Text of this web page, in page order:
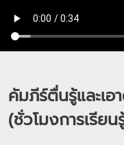
คัมภีร์ตื่นรู้และเ
(ชั่วโมงการเรีย